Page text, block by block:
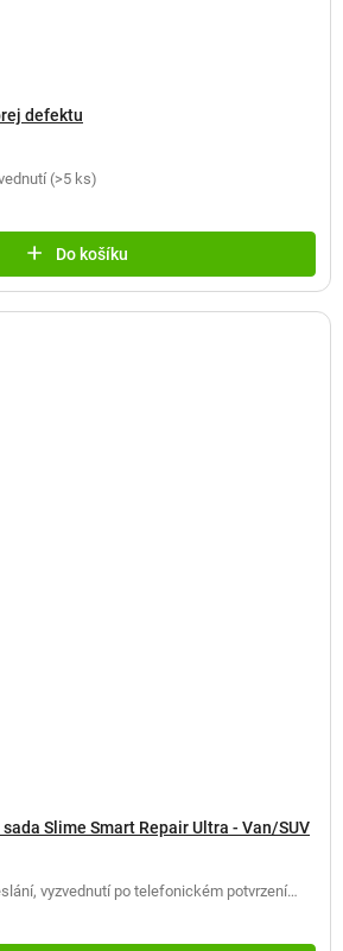
defektu
(>5 ks)
Do košíku
Slime Smart Repair Ultra - Van/SUV
vyzvednutí po telefonickém potvrzení